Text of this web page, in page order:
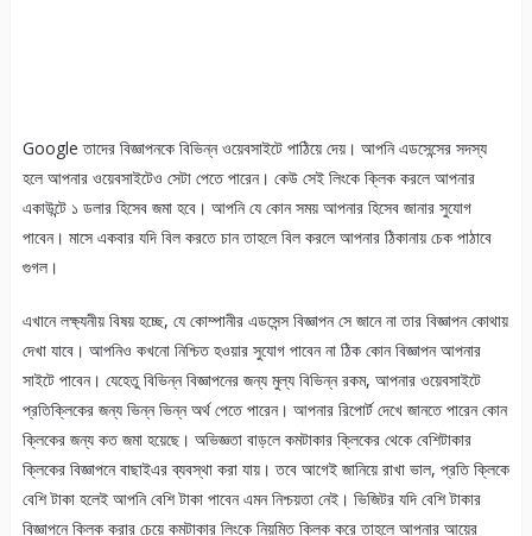
Google তাদের বিজ্ঞাপনকে বিভিন্ন ওয়েবসাইটে পাঠিয়ে দেয়। আপনি এডসেন্সের সদস্য
হলে আপনার ওয়েবসাইটেও সেটা পেতে পারেন। কেউ সেই লিংকে ক্লিক করলে আপনার
একাউন্টে ১ ডলার হিসেব জমা হবে। আপনি যে কোন সময় আপনার হিসেব জানার সুযোগ
পাবেন। মাসে একবার যদি বিল করতে চান তাহলে বিল করলে আপনার ঠিকানায় চেক পাঠাবে
গুগল।
এখানে লক্ষ্যনীয় বিষয় হচ্ছে, যে কোম্পানীর এডসেন্স বিজ্ঞাপন সে জানে না তার বিজ্ঞাপন কোথায়
দেখা যাবে। আপনিও কখনো নিশ্চিত হওয়ার সুযোগ পাবেন না ঠিক কোন বিজ্ঞাপন আপনার
সাইটে পাবেন। যেহেতু বিভিন্ন বিজ্ঞাপনের জন্য মুল্য বিভিন্ন রকম, আপনার ওয়েবসাইটে
প্রতিক্লিকের জন্য ভিন্ন ভিন্ন অর্থ পেতে পারেন। আপনার রিপোর্ট দেখে জানতে পারেন কোন
ক্লিকের জন্য কত জমা হয়েছে। অভিজ্ঞতা বাড়লে কমটাকার ক্লিকের থেকে বেশিটাকার
ক্লিকের বিজ্ঞাপনে বাছাইএর ব্যবস্থা করা যায়। তবে আগেই জানিয়ে রাখা ভাল, প্রতি ক্লিকে
বেশি টাকা হলেই আপনি বেশি টাকা পাবেন এমন নিশ্চয়তা নেই। ভিজিটর যদি বেশি টাকার
বিজ্ঞাপনে ক্লিক করার চেয়ে কমটাকার লিংকে নিয়মিত ক্লিক করে তাহলে আপনার আয়ের